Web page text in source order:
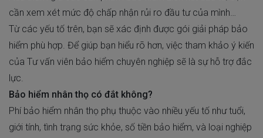
cần xem xét mức độ chấp nhận rủi ro đầu tư của mình…
Từ các yếu tố trên, bạn sẽ xác định được gói giải pháp bảo
hiểm phù hợp. Để giúp bạn hiểu rõ hơn, việc tham khảo ý kiến
của Tư vấn viên bảo hiểm chuyên nghiệp sẽ là sự hỗ trợ đắc
lực.
Bảo hiểm nhân thọ có đắt không?
Phí bảo hiểm nhân thọ phụ thuộc vào nhiều yếu tố như tuổi,
giới tính, tình trạng sức khỏe, số tiền bảo hiểm, và loại nghiệp